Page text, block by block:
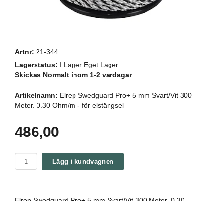
Artnr: 21-344
Lagerstatus: I Lager Eget Lager
Skickas Normalt inom 1-2 vardagar
Artikelnamn: Elrep Swedguard Pro+ 5 mm Svart/Vit 300
Meter. 0.30 Ohm/m - för elstängsel
486,00
Lägg i kundvagnen